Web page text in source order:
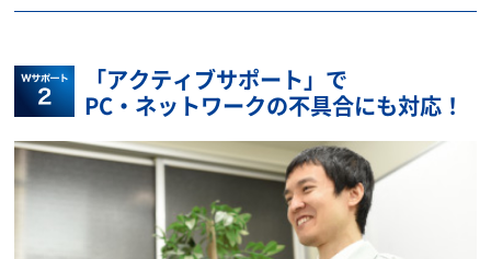
「アクティブサポート」で
PC・ネットワークの不具合にも対応！